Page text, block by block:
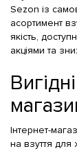
Sezon із
асортимент
якість,
акціями та
Інтернет-
на взуття для